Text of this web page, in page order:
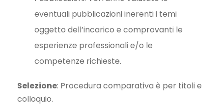
eventuali pubblicazioni inerenti i temi
oggetto dell’incarico e comprovanti le
esperienze professionali e/o le
competenze richieste.
Selezione: Procedura comparativa è per titoli e
colloquio.